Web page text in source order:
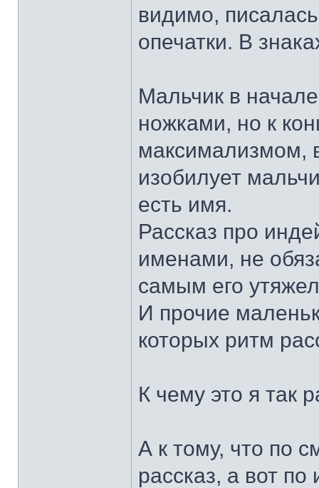
видимо,
опечатки. В
Мальчик в
ножками, но к
максимализмом,
изобилует
есть имя.
Рассказ про
именами, не
самым его
И прочие
которых ритм
К чему это я так
А к тому, что по
рассказ, а вот